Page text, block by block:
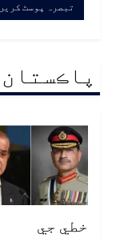
پاڪستان
خطي جي